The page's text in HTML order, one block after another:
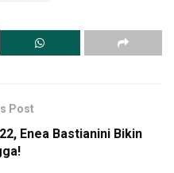
Post
Enea Bastianini Bikin